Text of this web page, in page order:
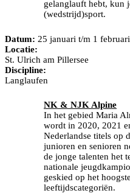
gelanglauft hebt, kun
(wedstrijd)sport.
Datum: 25 januari t/m 1
Locatie:
St. Ulrich am Pillersee
Discipline:
Langlaufen
NK & NJK Alpine
In het gebied Maria
wordt in 2020, 2021
Nederlandse titels op
junioren en senioren
de jonge talenten het
nationale
geskied op het
leeftijdscategoriën.